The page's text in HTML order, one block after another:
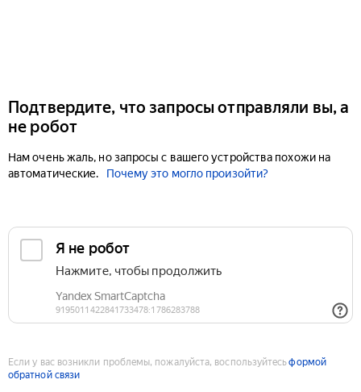
Подтвердите, что запросы отправляли вы, а
не робот
Нам очень жаль, но запросы с вашего устройства похожи на
автоматические.
Почему это могло произойти?
Если у вас возникли проблемы, пожалуйста, воспользуйтесьформой
обратной связи